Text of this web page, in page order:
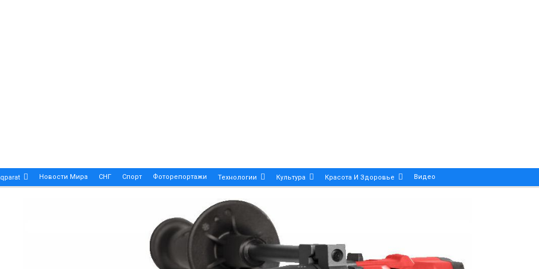
Новости Мира СНГ Спорт Фоторепортажи Технологии Культура Красота И Здоровье Видео
Patek Philippe Calatrava DATE – A True Symbol Of Elegance And Precision